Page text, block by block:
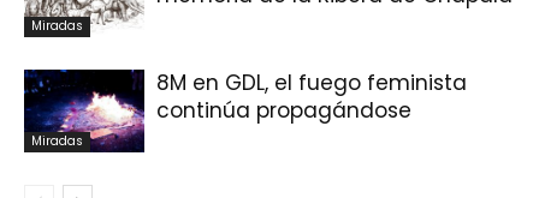
Miradas
Miradas
8M en GDL, el fuego feminista
continúa propagándose